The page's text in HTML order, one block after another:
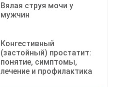
Вялая струя мочи у
мужчин
Конгестивный
(застойный) простатит:
понятие, симптомы,
лечение и профилактика